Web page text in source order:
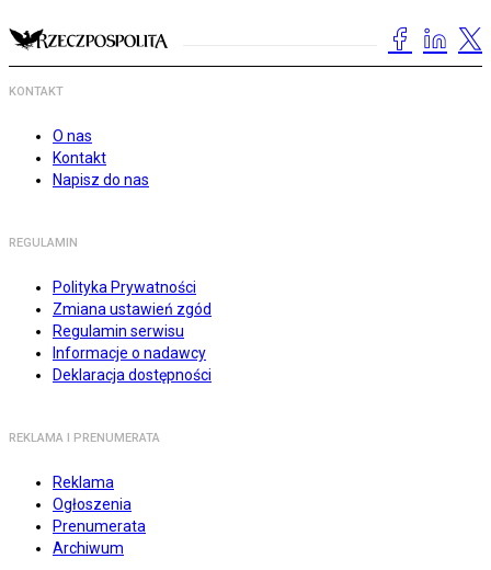
KONTAKT
O nas
Kontakt
Napisz do nas
REGULAMIN
Polityka Prywatności
Zmiana ustawień zgód
Regulamin serwisu
Informacje o nadawcy
Deklaracja dostępności
REKLAMA I PRENUMERATA
Reklama
Ogłoszenia
Prenumerata
Archiwum